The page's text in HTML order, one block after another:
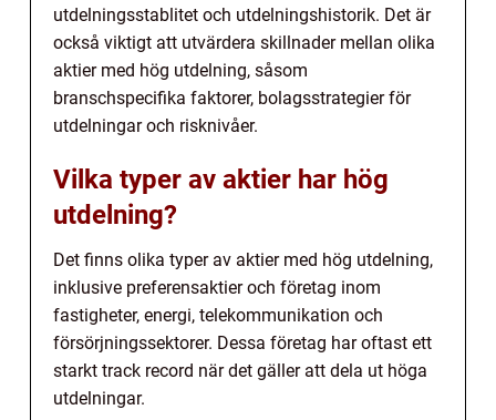
utdelningsstablitet och utdelningshistorik. Det är
också viktigt att utvärdera skillnader mellan olika
aktier med hög utdelning, såsom
branschspecifika faktorer, bolagsstrategier för
utdelningar och risknivåer.
Vilka typer av aktier har hög
utdelning?
Det finns olika typer av aktier med hög utdelning,
inklusive preferensaktier och företag inom
fastigheter, energi, telekommunikation och
försörjningssektorer. Dessa företag har oftast ett
starkt track record när det gäller att dela ut höga
utdelningar.